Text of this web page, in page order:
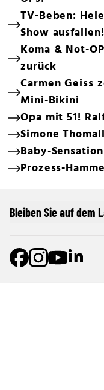
TV-Beben:
Show ausfallen!
Koma & Not-
zurück
Carmen Geiss
Mini-Bikini
Opa mit 51!
Simone
Baby-
Prozess-
Bleiben Sie auf dem